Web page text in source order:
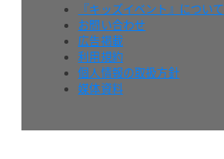
『キッズイベント』について
お問い合わせ
広告掲載
利用規約
個人情報の取扱方針
媒体資料